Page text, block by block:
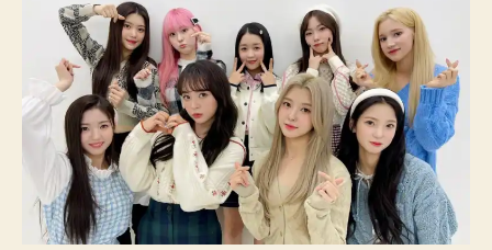
K
e
W
o
o
g
i
e
d
o
p
o
s
u
b
l
i
c
a
ç
ã
p
1
e
r
f
a
r
á
d
e